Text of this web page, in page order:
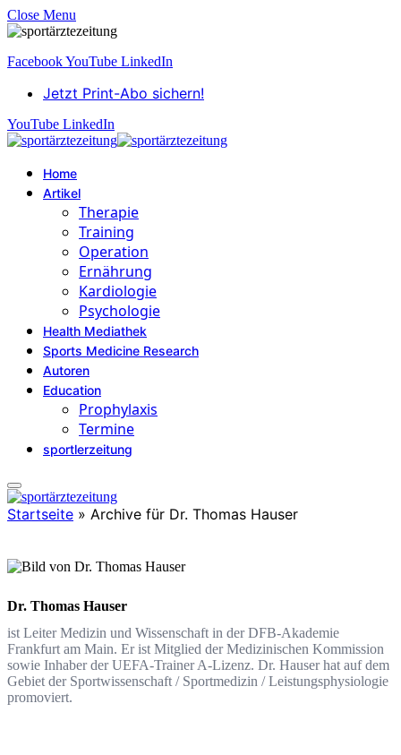
Close Menu
FacebookYouTube LinkedIn
Jetzt Print-Abo sichern!
YouTube LinkedIn
Home
Artikel
Therapie
Training
Operation
Ernährung
Kardiologie
Psychologie
Health Mediathek
Sports Medicine Research
Autoren
Education
Prophylaxis
Termine
sportlerzeitung
Startseite » Archive für Dr. Thomas Hauser
Dr. Thomas Hauser
ist Leiter Medizin und Wissenschaft in der DFB-Akademie
Frankfurt am Main. Er ist Mitglied der Medizinischen Kommission
sowie Inhaber der UEFA-Trainer A-Lizenz. Dr. Hauser hat auf dem
Gebiet der Sportwissenschaft / Sportmedizin / Leistungsphysiologie
promoviert.